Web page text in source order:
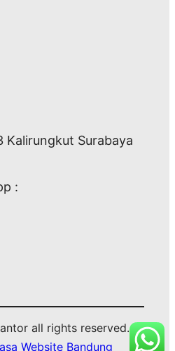
Kalirungkut Surabaya
:
all rights reserved.
Website Bandung